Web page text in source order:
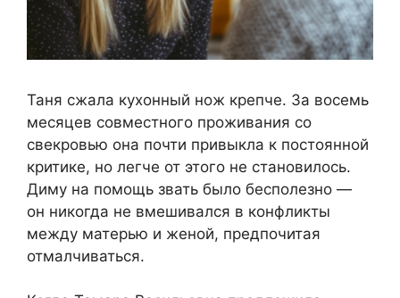
Таня сжала кухонный нож крепче. За восемь
месяцев совместного проживания со
свекровью она почти привыкла к постоянной
критике, но легче от этого не становилось.
Диму на помощь звать было бесполезно —
он никогда не вмешивался в конфликты
между матерью и женой, предпочитая
отмалчиваться.